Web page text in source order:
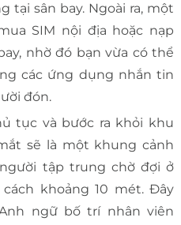
tại sân bay. Ngoài ra, một
SIM nội địa hoặc nạp
nhờ đó bạn vừa có thể
các ứng dụng nhắn tin
đón.
tục và bước ra khỏi khu
sẽ là một khung cảnh
tập trung chờ đợi ở
khoảng 10 mét. Đây
ngữ bố trí nhân viên